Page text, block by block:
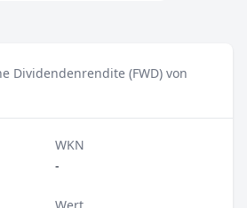
Dividendenrendite (FWD) von
WKN
-